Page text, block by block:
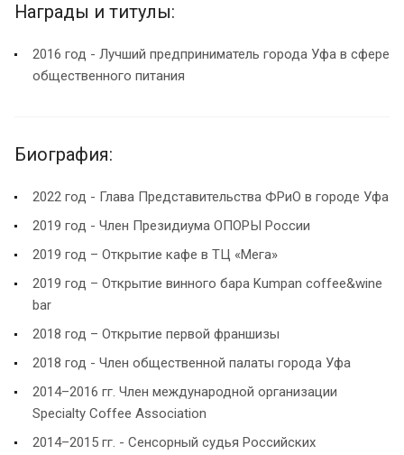
Награды и титулы:
2016 год - Лучший предприниматель города Уфа в сфере
общественного питания
Биография:
2022 год - Глава Представительства ФРиО в городе Уфа
2019 год - Член Президиума ОПОРЫ России
2019 год – Открытие кафе в ТЦ «Мега»
2019 год – Открытие винного бара Kumpan coffee&wine
bar
2018 год – Открытие первой франшизы
2018 год - Член общественной палаты города Уфа
2014–2016 гг. Член международной организации
Specialty Coffee Association
2014–2015 гг. - Сенсорный судья Российских